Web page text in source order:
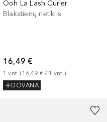
Ooh La Lash Curler
Blakstienų rietiklis
16,49 €
1 vnt. (16,49 € / 1 vnt.)
DOVANA